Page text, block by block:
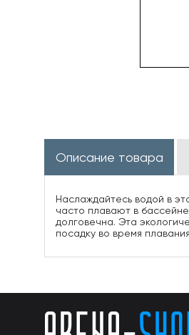
Описание товара
Наслаждайтесь водой в
часто плавают в
долговечна. Эта
посадку во время